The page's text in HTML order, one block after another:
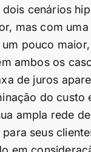
cenários
mas com
pouco
ambos os
de juros
do
ampla rede
seus